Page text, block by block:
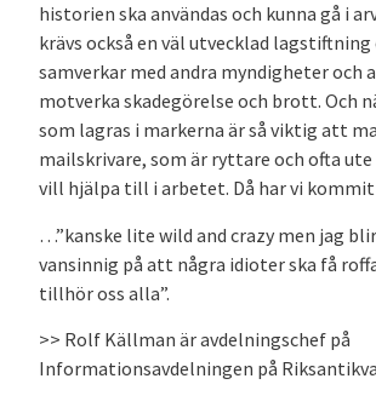
historien ska användas och kunna gå i
krävs också en väl utvecklad
samverkar med andra myndigheter och
motverka skadegörelse och brott. Och
som lagras i markerna är så viktig att
mailskrivare, som är ryttare och ofta
vill hjälpa till i arbetet. Då har vi
…”kanske lite wild and crazy men jag
vansinnig på att några idioter ska få
tillhör oss alla”.
>> Rolf Källman är avdelningschef på
Informationsavdelningen på